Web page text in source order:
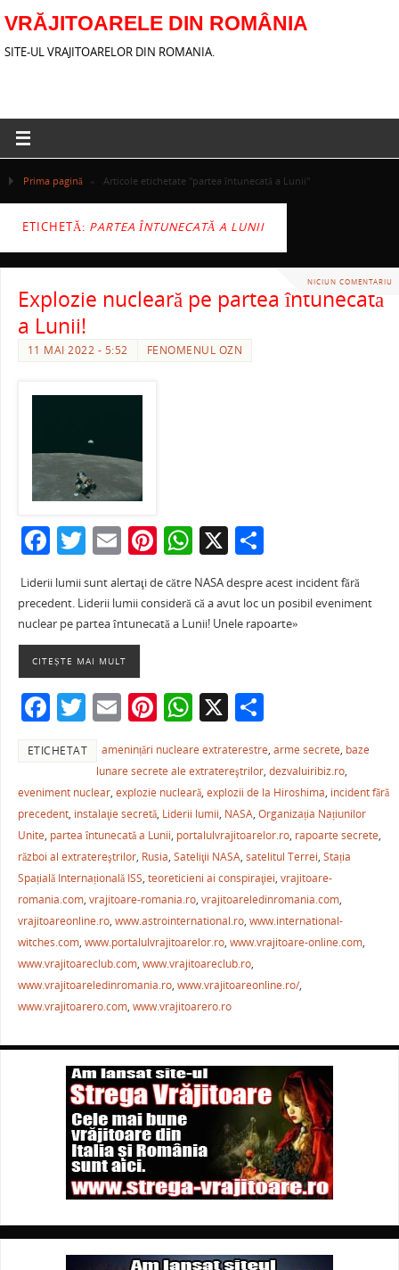
VRĂJITOARELE DIN ROMÂNIA
SITE-UL VRAJITOARELOR DIN ROMANIA.
Prima pagină » Articole etichetate "partea întunecată a Lunii"
ETICHETĂ: PARTEA ÎNTUNECATĂ A LUNII
NICIUN COMENTARIU
Explozie nucleară pe partea întunecată
a Lunii!
11 MAI 2022 - 5:52 FENOMENUL OZN
F
a
c
e
b
o
o
k
T
itt
er
E
m
ai
l
Pi
nt
er
e
W
h
at
s
p
p
X P
ta
je
Liderii lumii sunt alertaţi de către NASA despre acest incident fără
precedent. Liderii lumii consideră că a avut loc un posibil eveniment
nuclear pe partea întunecată a Lunii! Unele rapoarte»
CITEȘTE MAI MULT
F
c
e
b
o
o
k
T
itt
er
E
ai
l
Pi
nt
er
e
st
W
at
s
A
p
p
X P
ta
je
a
ză
ETICHETAT amenințări nucleare extraterestre,arme secrete, baze
lunare secrete ale extratereştrilor,dezvaluiribiz.ro,
eveniment nuclear, explozie nucleară, explozii de la Hiroshima, incident fără
precedent, instalaţie secretă, Liderii lumii, NASA, Organizația Națiunilor
Unite, partea întunecată a Lunii, portalulvrajitoarelor.ro, rapoarte secrete,
război al extratereştrilor, Rusia, Sateliţii NASA, satelitul Terrei, Stația
Spațială Internațională ISS, teoreticieni ai conspiraţiei, vrajitoare-
romania.com, vrajitoare-romania.ro, vrajitoareledinromania.com,
vrajitoareonline.ro, www.astrointernational.ro, www.international-
witches.com, www.portalulvrajitoarelor.ro, www.vrajitoare-online.com,
www.vrajitoareclub.com, www.vrajitoareclub.ro,
www.vrajitoareledinromania.ro, www.vrajitoareonline.ro/,
www.vrajitoarero.com, www.vrajitoarero.ro